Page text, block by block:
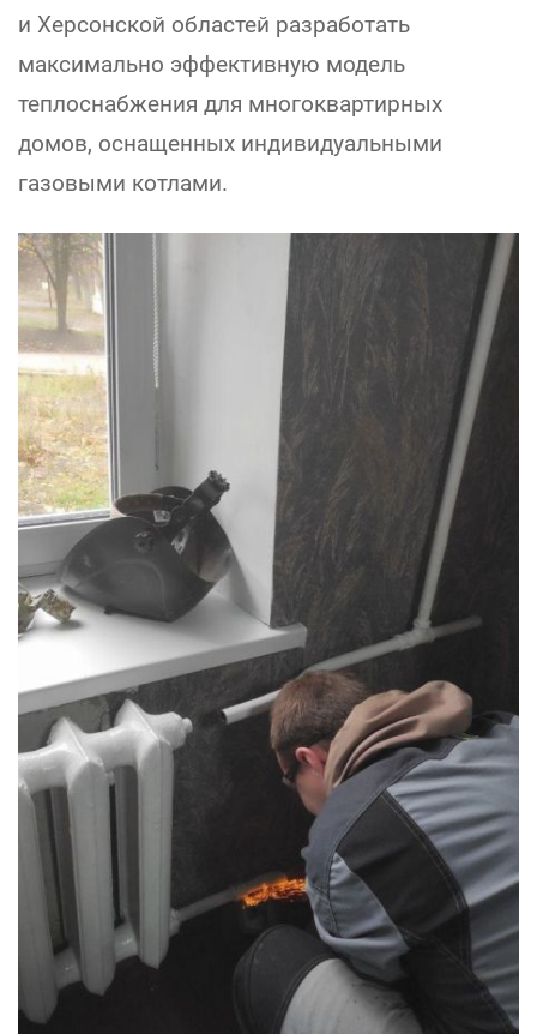
и Херсонской областей разработать
максимально эффективную модель
теплоснабжения для многоквартирных
домов, оснащенных индивидуальными
газовыми котлами.